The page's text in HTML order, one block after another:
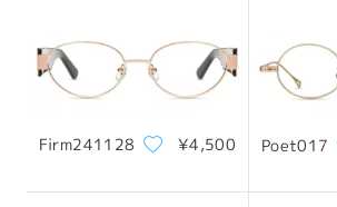
レビューを書く
Firm241128 ¥4,500 Poet017